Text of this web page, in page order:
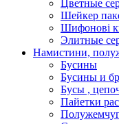
Цветные
Шейкер
Шифонові
Элитные
Намистини,
Бусины
Бусины и
Бусы ,
Пайетки